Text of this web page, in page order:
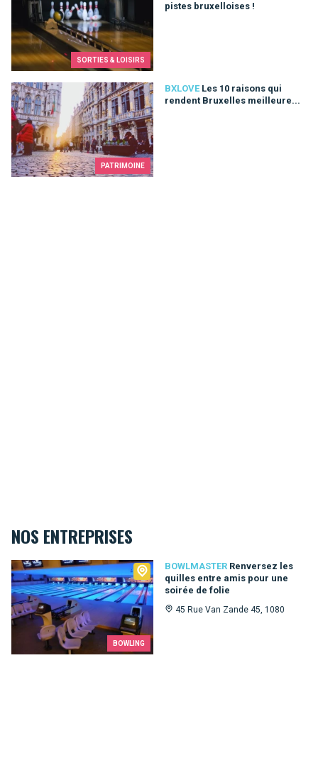
SORTIES & LOISIRS
pistes bruxelloises !
PATRIMOINE
BXLOVE Les 10 raisons qui
rendent Bruxelles meilleure...
Les 10 raisons qui rendent Bruxelles meilleure...
NOS ENTREPRISES
BOWLING
BOWLMASTER Renversez les
quilles entre amis pour une
soirée de folie
45 Rue Van Zande 45, 1080
Bowlmaster